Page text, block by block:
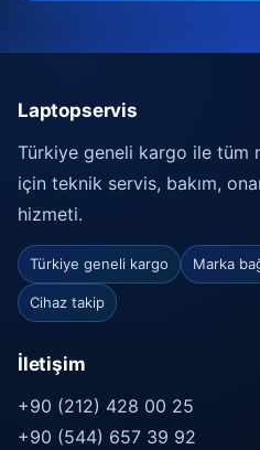
Laptopservis
Türkiye geneli kargo ile tüm
için teknik servis, bakım,
hizmeti.
Türkiye geneli kargo Marka
Cihaz takip
İletişim
+90 (212) 428 00 25
+90 (544) 657 39 92